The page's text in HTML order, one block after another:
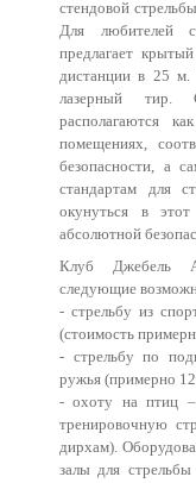
стендовой
Для любителей
предлагает
дистанции в 25 м.
лазерный тир.
располагаются
помещениях,
безопасности, а
стандартам для
окунуться в
абсолютной
Клуб Джебель
следующие
- стрельбу из
(стоимость
- стрельбу по
ружья (примерно
- охоту на птиц –
тренировочную
дирхам).
залы для